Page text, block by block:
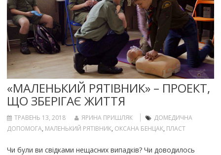
«МАЛЕНЬКИЙ РЯТІВНИК» – ПРОЕКТ,
ЩО ЗБЕРІГАЄ ЖИТТЯ
ТРАВЕНЬ 13, 2018 ЯРИНА ПРИШЛЯК
ДОМЕДИЧНА
ДОПОМОГА, МАЛЕНЬКИЙ РЯТІВНИК, ОКСАНА БЕНЦАК, ПЛАСТ
Чи були ви свідками нещасних випадків? Чи доводилось